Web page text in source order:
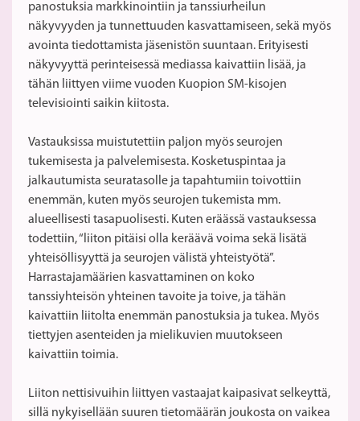
panostuksia markkinointiin ja tanssiurheilun
näkyvyyden ja tunnettuuden kasvattamiseen, sekä myös
avointa tiedottamista jäsenistön suuntaan. Erityisesti
näkyvyyttä perinteisessä mediassa kaivattiin lisää, ja
tähän liittyen viime vuoden Kuopion SM-kisojen
televisiointi saikin kiitosta.
Vastauksissa muistutettiin paljon myös seurojen
tukemisesta ja palvelemisesta. Kosketuspintaa ja
jalkautumista seuratasolle ja tapahtumiin toivottiin
enemmän, kuten myös seurojen tukemista mm.
alueellisesti tasapuolisesti. Kuten eräässä vastauksessa
todettiin, “liiton pitäisi olla keräävä voima sekä lisätä
yhteisöllisyyttä ja seurojen välistä yhteistyötä”.
Harrastajamäärien kasvattaminen on koko
tanssiyhteisön yhteinen tavoite ja toive, ja tähän
kaivattiin liitolta enemmän panostuksia ja tukea. Myös
tiettyjen asenteiden ja mielikuvien muutokseen
kaivattiin toimia.
Liiton nettisivuihin liittyen vastaajat kaipasivat selkeyttä,
sillä nykyisellään suuren tietomäärän joukosta on vaikea